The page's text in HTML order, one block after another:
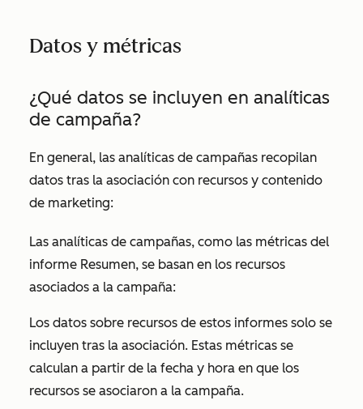
Datos y métricas
¿Qué datos se incluyen en analíticas
de campaña?
En general, las analíticas de campañas recopilan
datos tras la asociación con recursos y contenido
de marketing:
Las analíticas de campañas, como las métricas del
informe Resumen, se basan en los recursos
asociados a la campaña:
Los datos sobre recursos de estos informes solo se
incluyen tras la asociación. Estas métricas se
calculan a partir de la fecha y hora en que los
recursos se asociaron a la campaña.